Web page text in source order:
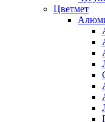
Цветмет